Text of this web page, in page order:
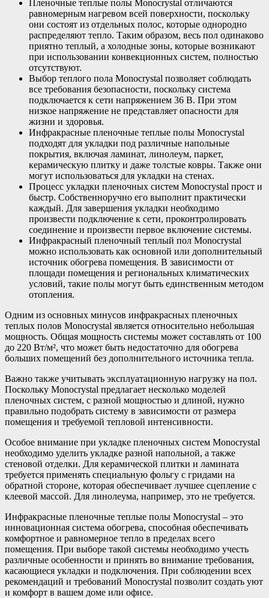
Пленочные теплые полы Monocrystal отличаются
равномерным нагревом всей поверхности, поскольку
они состоят из отдельных полос, которые однородно
распределяют тепло. Таким образом, весь пол одинаково
приятно теплый, а холодные зоны, которые возникают
при использовании конвекционных систем, полностью
отсутствуют.
Выбор теплого пола Monocrystal позволяет соблюдать
все требования безопасности, поскольку система
подключается к сети напряжением 36 В. При этом
низкое напряжение не представляет опасности для
жизни и здоровья.
Инфракрасные пленочные теплые полы Monocrystal
подходят для укладки под различные напольные
покрытия, включая ламинат, линолеум, паркет,
керамическую плитку и даже толстые ковры. Также они
могут использоваться для укладки на стенах.
Процесс укладки пленочных систем Monocrystal прост и
быстр. Собственноручно его выполнит практически
каждый. Для завершения укладки необходимо
произвести подключение к сети, проконтролировать
соединение и произвести первое включение системы.
Инфракрасный пленочный теплый пол Monocrystal
можно использовать как основной или дополнительный
источник обогрева помещения. В зависимости от
площади помещения и региональных климатических
условий, такие полы могут быть единственным методом
отопления.
Одним из основных минусов инфракрасных пленочных
теплых полов Monocrystal является относительно небольшая
мощность. Общая мощность системы может составлять от 100
до 220 Вт/м², что может быть недостаточно для обогрева
больших помещений без дополнительного источника тепла.
Важно также учитывать эксплуатационную нагрузку на пол.
Поскольку Monocrystal предлагает несколько моделей
пленочных систем, с разной мощностью и длиной, нужно
правильно подобрать систему в зависимости от размера
помещения и требуемой тепловой интенсивности.
Особое внимание при укладке пленочных систем Monocrystal
необходимо уделить укладке разной напольной, а также
стеновой отделки. Для керамической плитки и ламината
требуется применять специальную фольгу с гридами на
обратной стороне, которая обеспечивает лучшее сцепление с
клеевой массой. Для линолеума, например, это не требуется.
Инфракрасные пленочные теплые полы Monocrystal – это
инновационная система обогрева, способная обеспечивать
комфортное и равномерное тепло в пределах всего
помещения. При выборе такой системы необходимо учесть
различные особенности и принять во внимание требования,
касающиеся укладки и подключения. При соблюдении всех
рекомендаций и требований Monocrystal позволит создать уют
и комфорт в вашем доме или офисе.